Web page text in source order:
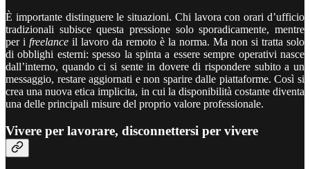
È importante distinguere le situazioni. Chi lavora con orari d’ufficio
tradizionali subisce questa pressione solo sporadicamente, mentre
per i freelance il lavoro da remoto è la norma. Ma non si tratta solo
di obblighi esterni: spesso la spinta a essere sempre operativi nasce
dall’interno, quando ci si sente in dovere di rispondere subito a un
messaggio, restare aggiornati e non sparire dalle piattaforme. Così si
crea una nuova etica implicita, in cui la disponibilità costante diventa
una delle principali misure del proprio valore professionale.
Vivere per lavorare, disconnettersi per vivere